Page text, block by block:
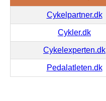
Cykelpartner.dk
Cykler.dk
Cykelexperten.dk
Pedalatleten.dk